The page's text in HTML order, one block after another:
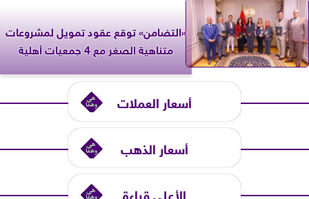
«التضامن» توقع عقود تمويل لمشروعات
متناهية الصغر مع 4 جمعيات أهلية
أسعار العملات
أسعار الذهب
الأعلى قراءة